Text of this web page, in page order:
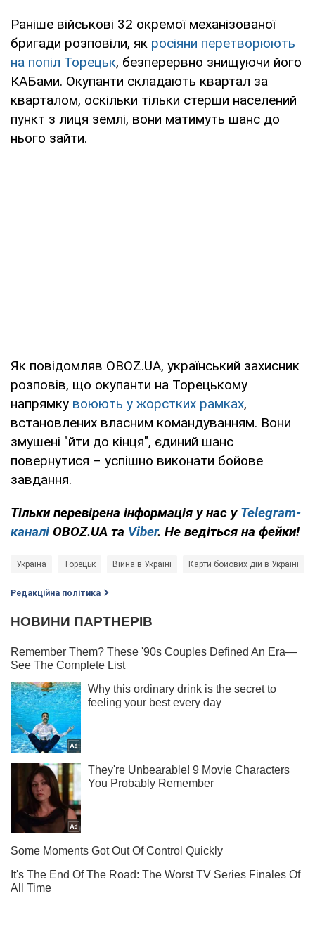
Раніше військові 32 окремої механізованої
бригади розповіли, як росіяни перетворюють
на попіл Торецьк, безперервно знищуючи його
КАБами. Окупанти складають квартал за
кварталом, оскільки тільки стерши населений
пункт з лиця землі, вони матимуть шанс до
нього зайти.
Як повідомляв OBOZ.UA, український захисник
розповів, що окупанти на Торецькому
напрямку воюють у жорстких рамках,
встановлених власним командуванням. Вони
змушені "йти до кінця", єдиний шанс
повернутися – успішно виконати бойове
завдання.
Тільки перевірена інформація у нас у Telegram-
каналі OBOZ.UA та Viber. Не ведіться на фейки!
Україна Торецьк Війна в Україні Карти бойових дій в Україні
Редакційна політика